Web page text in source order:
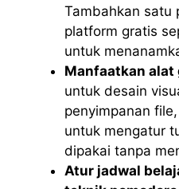
Tambahkan satu
platform gratis
untuk
Manfaatkan alat
untuk desain
penyimpanan
untuk mengatur
dipakai tanpa
Atur jadwal